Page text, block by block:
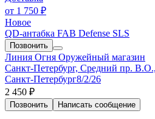
от 1 750 ₽
Новое
QD-антабка FAB Defense SLS
Позвонить
Линия Огня Оружейный магазин
Санкт-Петербург, Средний пр.
Санкт-Петербург8/2/26
2 450 ₽
Позвонить Написать сообщение